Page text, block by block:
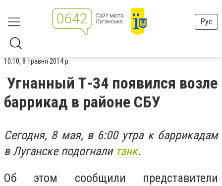
Рус
10:10, 8 травня 2014 р.
Угнанный Т-34 появился возле
баррикад в районе СБУ
Сегодня, 8 мая, в 6:00 утра к баррикадам
в Луганске подогнали танк.
Об этом сообщили представители